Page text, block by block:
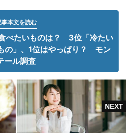
事本文を読む
べたいものは？ 3位「冷たい
の」、1位はやっぱり？ モン
ール調査